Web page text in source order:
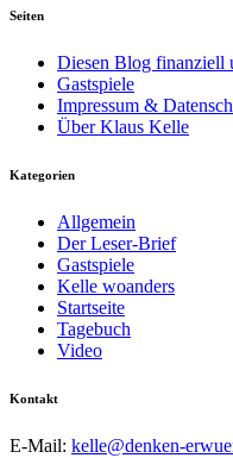
Seiten
Diesen Blog finanziell
Gastspiele
Impressum &
Über Klaus Kelle
Kategorien
Allgemein
Der Leser-Brief
Gastspiele
Kelle woanders
Startseite
Tagebuch
Video
Kontakt
E-Mail: kelle@denken-